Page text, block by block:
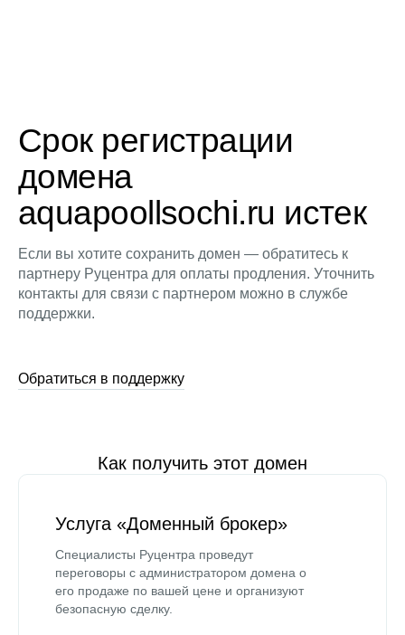
Срок регистрации
домена
aquapoollsochi.ru истек
Если вы хотите сохранить домен — обратитесь к
партнеру Руцентра для оплаты продления. Уточнить
контакты для связи с партнером можно в службе
поддержки.
Обратиться в поддержку
Как получить этот домен
Услуга «Доменный брокер»
Специалисты Руцентра проведут
переговоры с администратором домена о
его продаже по вашей цене и организуют
безопасную сделку.